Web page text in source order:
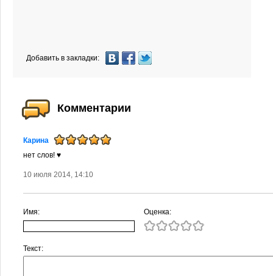
Добавить в закладки:
Комментарии
Карина
нет слов! ♥
10 июля 2014, 14:10
Имя: Оценка:
Текст: